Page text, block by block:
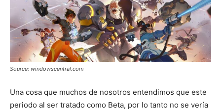
Source: windowscentral.com
Una cosa que muchos de nosotros entendimos que este
periodo al ser tratado como Beta, por lo tanto no se vería